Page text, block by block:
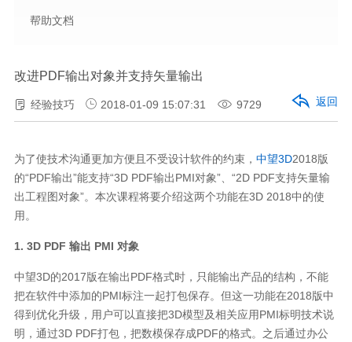
帮助文档
改进PDF输出对象并支持矢量输出
经验技巧 2018-01-09 15:07:31 9729 返回
为了使技术沟通更加方便且不受设计软件的约束， 中望3D2018版
的“PDF输出”能支持“3D PDF输出PMI对象”、“2D PDF支持矢量输
出工程图对象”。本次课程将要介绍这两个功能在3D 2018中的使
用。
1. 3D PDF 输出 PMI 对象
中望3D的2017版在输出PDF格式时，只能输出产品的结构，不能
把在软件中添加的PMI标注一起打包保存。但这一功能在2018版中
得到优化升级，用户可以直接把3D模型及相关应用PMI标明技术说
明，通过3D PDF打包，把数模保存成PDF的格式。之后通过办公